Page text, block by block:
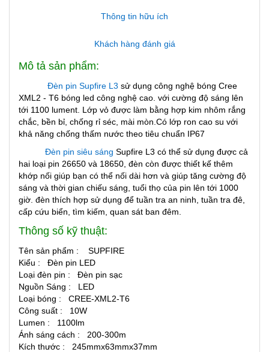
Thông tin hữu ích
Khách hàng đánh giá
Mô tả sản phẩm:
Đèn pin Supfire L3 sử dụng công nghệ bóng Cree
XML2 - T6 bóng led công nghệ cao. với cường độ sáng lên
tới 1100 lument. Lớp vỏ được làm bằng hợp kim nhôm rắng
chắc, bền bỉ, chống rỉ séc, mài mòn.Có lớp ron cao su với
khả năng chống thấm nước theo tiêu chuẩn IP67
Đèn pin siêu sáng Supfire L3 có thể sử dụng được cả
hai loại pin 26650 và 18650, đèn còn được thiết kế thêm
khớp nối giúp bạn có thể nối dài hơn và giúp tăng cường độ
sáng và thời gian chiếu sáng, tuổi thọ của pin lên tới 1000
giờ. đèn thích hợp sử dụng để tuần tra an ninh, tuần tra đê,
cấp cứu biển, tìm kiếm, quan sát ban đêm.
Thông số kỹ thuật:
Tên sản phẩm : SUPFIRE
Kiểu : Đèn pin LED
Loại đèn pin : Đèn pin sạc
Nguồn Sáng : LED
Loại bóng : CREE-XML2-T6
Công suất : 10W
Lumen : 1100lm
Ánh sáng cách : 200-300m
Kích thước : 245mmx63mmx37mm